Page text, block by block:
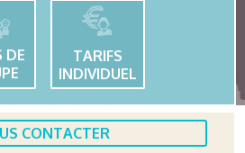
DE
TARIFS
INDIVIDUEL
CONTACTER